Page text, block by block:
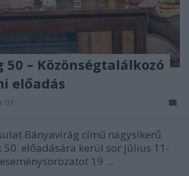
– Közönségtalálkozó
előadás
07.
Bányavirág című nagysikerű
előadására kerül sor július 11-
19 ...